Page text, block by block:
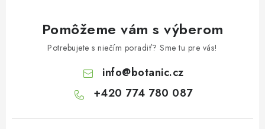
Pomôžeme vám s výberom
Potrebujete s niečím poradiť? Sme tu pre vás!
info@botanic.cz
+420 774 780 087